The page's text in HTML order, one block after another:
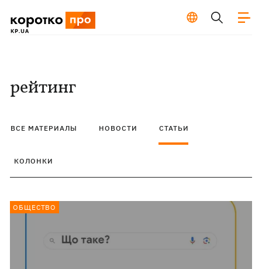
рейтинг
ВСЕ МАТЕРИАЛЫ НОВОСТИ СТАТЬИ
КОЛОНКИ
ОБЩЕСТВО